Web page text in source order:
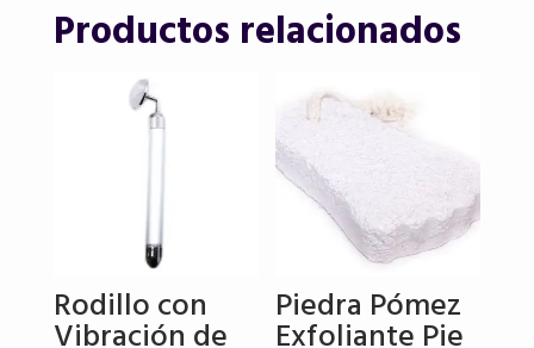
Productos relacionados
Rodillo con
Vibración de
Piedra Pómez
Exfoliante Pie